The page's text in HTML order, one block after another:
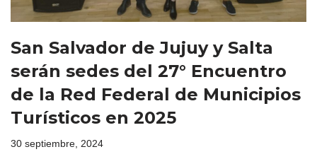
San Salvador de Jujuy y Salta
serán sedes del 27° Encuentro
de la Red Federal de Municipios
Turísticos en 2025
30 septiembre, 2024